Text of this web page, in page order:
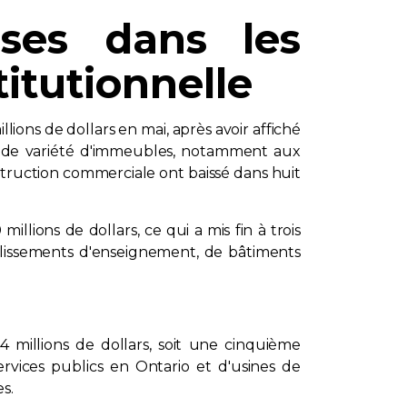
dans les
de dollars en mai, après avoir affiché
variété d'immeubles, notamment aux
commerciale ont baissé dans huit
de dollars, ce qui a mis fin à trois
d'enseignement, de bâtiments
millions de dollars, soit une cinquième
publics en Ontario et d'usines de